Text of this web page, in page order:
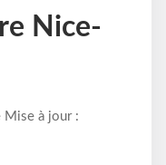
Nice-
Mise à jour :